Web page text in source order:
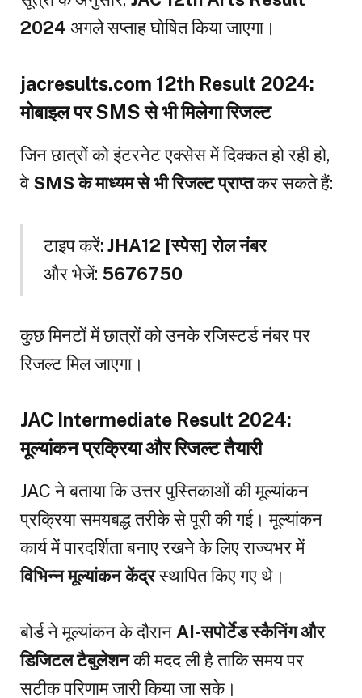
2024 अगले सप्ताह घोषित किया जाएगा।
jacresults.com 12th Result 2024:
मोबाइल पर SMS से भी मिलेगा रिजल्ट
जिन छात्रों को इंटरनेट एक्सेस में दिक्कत हो रही हो,
वे SMS के माध्यम से भी रिजल्ट प्राप्तकर सकते हैं:
टाइप करें:JHA12 [स्पेस] रोल नंबर
और भेजें: 5676750
कुछ मिनटों में छात्रों को उनके रजिस्टर्ड नंबर पर
रिजल्ट मिल जाएगा।
JAC Intermediate Result 2024:
मूल्यांकन प्रक्रिया और रिजल्ट तैयारी
JAC ने बताया कि उत्तर पुस्तिकाओं की मूल्यांकन
प्रक्रिया समयबद्ध तरीके से पूरी की गई। मूल्यांकन
कार्य में पारदर्शिता बनाए रखने के लिए राज्यभर में
विभिन्न मूल्यांकन केंद्रस्थापित किए गए थे।
बोर्ड ने मूल्यांकन के दौरान AI-सपोर्टेड स्कैनिंग और
डिजिटल टैबुलेशनकी मदद ली है ताकि समय पर
सटीक परिणाम जारी किया जा सके।